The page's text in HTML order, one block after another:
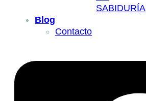
SABIDURÍA
Blog
Contacto